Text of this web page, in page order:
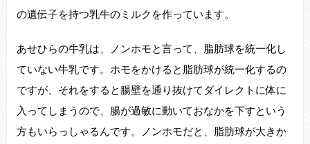
の遺伝子を持つ乳牛のミルクを作っています。
あせひらの牛乳は、ノンホモと言って、脂肪球を統一化し
ていない牛乳です。ホモをかけると脂肪球が統一化するの
ですが、それをすると腸壁を通り抜けてダイレクトに体に
入ってしまうので、腸が過敏に動いておなかを下すという
方もいらっしゃるんです。ノンホモだと、脂肪球が大きか